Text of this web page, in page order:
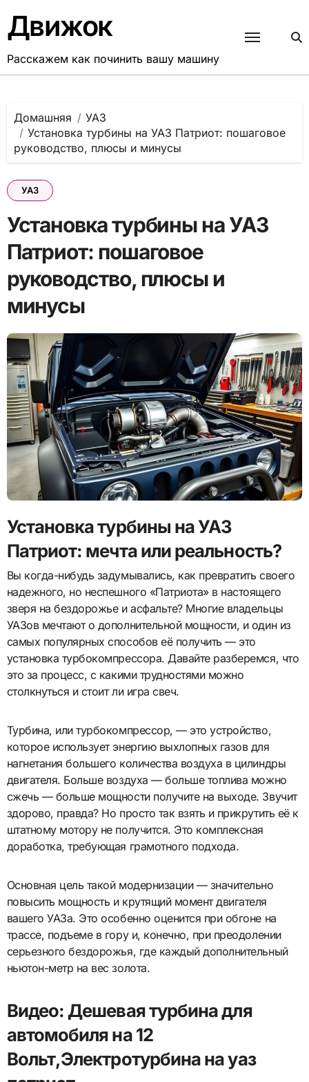
содержанию
Движок
Расскажем как починить вашу машину
Домашняя
УАЗ
Установка турбины на УАЗ Патриот: пошаговое
руководство, плюсы и минусы
УАЗ
Установка турбины на УАЗ
Патриот: пошаговое
руководство, плюсы и
минусы
Установка турбины на УАЗ
Патриот: мечта или реальность?
Вы когда-нибудь задумывались, как превратить своего
надежного, но неспешного «Патриота» в настоящего
зверя на бездорожье и асфальте? Многие владельцы
УАЗов мечтают о дополнительной мощности, и один из
самых популярных способов её получить — это
установка турбокомпрессора. Давайте разберемся, что
это за процесс, с какими трудностями можно
столкнуться и стоит ли игра свеч.
Турбина, или турбокомпрессор, — это устройство,
которое использует энергию выхлопных газов для
нагнетания большего количества воздуха в цилиндры
двигателя. Больше воздуха — больше топлива можно
сжечь — больше мощности получите на выходе. Звучит
здорово, правда? Но просто так взять и прикрутить её к
штатному мотору не получится. Это комплексная
доработка, требующая грамотного подхода.
Основная цель такой модернизации — значительно
повысить мощность и крутящий момент двигателя
вашего УАЗа. Это особенно оценится при обгоне на
трассе, подъеме в гору и, конечно, при преодолении
серьезного бездорожья, где каждый дополнительный
ньютон-метр на вес золота.
Видео: Дешевая турбина для
автомобиля на 12
Вольт,Электротурбина на уаз